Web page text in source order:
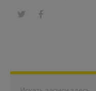
Поиск